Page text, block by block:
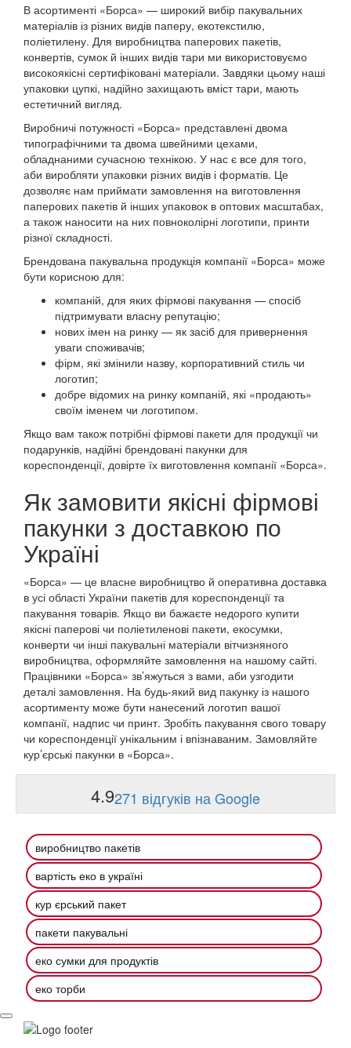
В асортименті «Борса» — широкий вибір пакувальних
матеріалів із різних видів паперу, екотекстилю,
поліетилену. Для виробництва паперових пакетів,
конвертів, сумок й інших видів тари ми використовуємо
високоякісні сертифіковані матеріали. Завдяки цьому наші
упаковки цупкі, надійно захищають вміст тари, мають
естетичний вигляд.
Виробничі потужності «Борса» представлені двома
типографічними та двома швейними цехами,
обладнаними сучасною технікою. У нас є все для того,
аби виробляти упаковки різних видів і форматів. Це
дозволяє нам приймати замовлення на виготовлення
паперових пакетів й інших упаковок в оптових масштабах,
а також наносити на них повноколірні логотипи, принти
різної складності.
Брендована пакувальна продукція компанії «Борса» може
бути корисною для:
компаній, для яких фірмові пакування — спосіб
підтримувати власну репутацію;
нових імен на ринку — як засіб для привернення
уваги споживачів;
фірм, які змінили назву, корпоративний стиль чи
логотип;
добре відомих на ринку компаній, які «продають»
своїм іменем чи логотипом.
Якщо вам також потрібні фірмові пакети для продукції чи
подарунків, надійні брендовані пакунки для
кореспонденції, довірте їх виготовлення компанії «Борса».
Як замовити якісні фірмові
пакунки з доставкою по
Україні
«Борса» — це власне виробництво й оперативна доставка
в усі області України пакетів для кореспонденції та
пакування товарів. Якщо ви бажаєте недорого купити
якісні паперові чи поліетиленові пакети, екосумки,
конверти чи інші пакувальні матеріали вітчизняного
виробництва, оформляйте замовлення на нашому сайті.
Працівники «Борса» зв’яжуться з вами, аби узгодити
деталі замовлення. На будь-який вид пакунку із нашого
асортименту може бути нанесений логотип вашої
компанії, надпис чи принт. Зробіть пакування свого товару
чи кореспонденції унікальним і впізнаваним. Замовляйте
кур’єрські пакунки в «Борса».
4.9271 відгуків на Google
виробництво пакетів
вартість еко в україні
кур єрський пакет
пакети пакувальні
еко сумки для продуктів
еко торби